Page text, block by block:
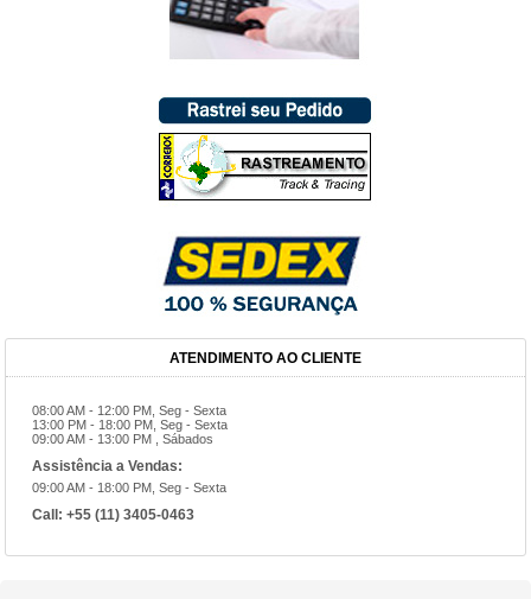
ATENDIMENTO AO CLIENTE
08:00 AM - 12:00 PM, Seg - Sexta
13:00 PM - 18:00 PM, Seg - Sexta
09:00 AM - 13:00 PM , Sábados
Assistência a Vendas:
09:00 AM - 18:00 PM, Seg - Sexta
Call:+55 (11) 3405-0463